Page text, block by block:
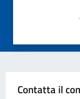
Contatta il